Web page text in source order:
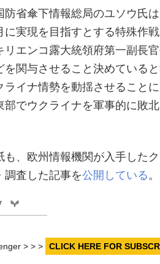
省傘下情報総局のユソウ氏
実現を目指すとする特殊作
エンコ露大統領府第一副長
関与させること決めていると
イナ情勢を動揺させること
でウクライナを軍事的に敗
、欧州情報機関が入手した
調査した記事を公開している 。
> > > CLICK HERE FOR